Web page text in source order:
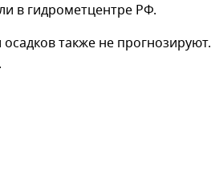
в гидрометцентре РФ.
также не прогнозируют.